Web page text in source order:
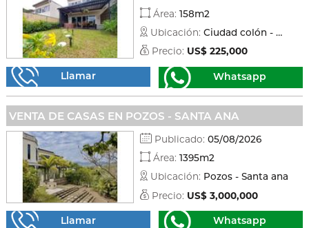
Área: 158m2
Ubicación:
Ciudad colón - Mora
Precio: US$ 225,000
Llamar Whatsapp
VENTA DE CASAS EN POZOS - SANTA ANA
Publicado: 05/08/2026
Área: 1395m2
Ubicación: Pozos - Santa ana
Precio: US$ 3,000,000
Llamar Whatsapp